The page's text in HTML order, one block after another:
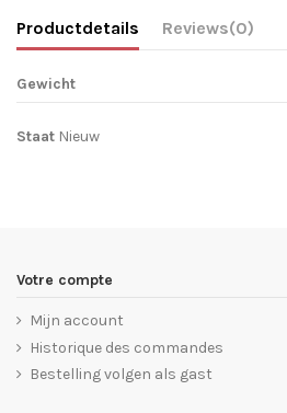
Productdetails Reviews(0)
Gewicht
Staat Nieuw
Votre compte
Mijn account
Historique des commandes
Bestelling volgen als gast